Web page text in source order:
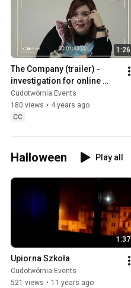
1:26
The Company (trailer) -
investigation for online
integration/ integracja
online w formie śledztwa
Cudotwórnia Events
180 views • 4 years ago
CC
Halloween Play all
1:37
Upiorna Szkoła
Cudotwórnia Events
521 views • 11 years ago